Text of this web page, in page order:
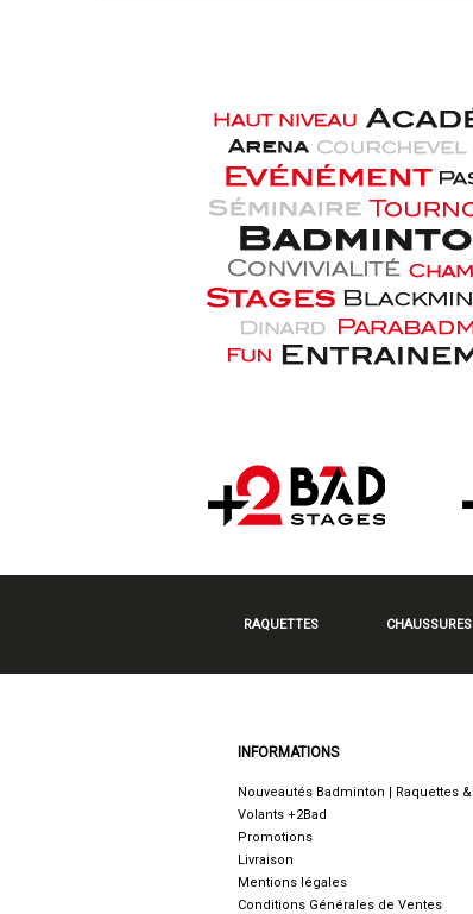
RAQUETTES CHAUSSURES
INFORMATIONS
Nouveautés Badminton | Raquettes &
Volants +2Bad
Promotions
Livraison
Mentions légales
Conditions Générales de Ventes